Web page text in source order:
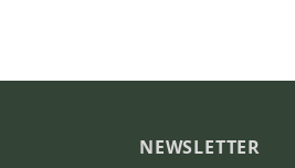
NEWSLETTER